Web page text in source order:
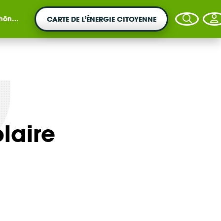
Vous souhaitez placer votre épargne au
service de la transition énergétique ?
CARTE DE L’ÉNERGIE CITOYENNE